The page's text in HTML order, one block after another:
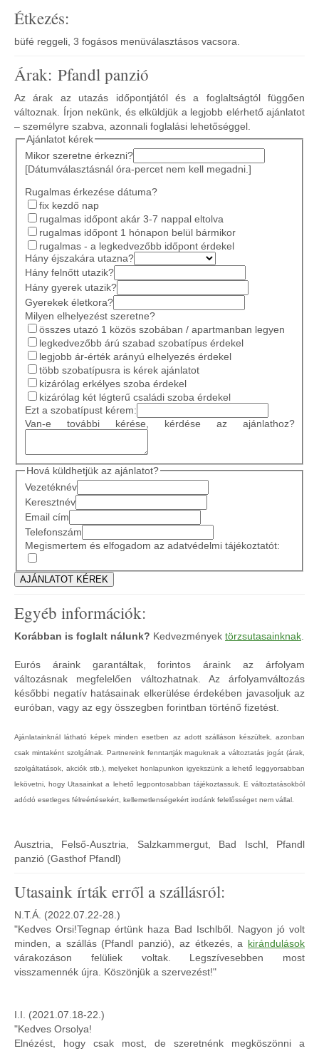
Étkezés:
büfé reggeli, 3 fogásos menüválasztásos vacsora.
Árak: Pfandl panzió
Az árak az utazás időpontjától és a foglaltságtól függően
változnak. Írjon nekünk, és elküldjük a legjobb elérhető ajánlatot
– személyre szabva, azonnali foglalási lehetőséggel.
Ajánlatot kérek
Mikor szeretne érkezni?
[Dátumválasztásnál óra-percet nem kell megadni.]
Rugalmas érkezése dátuma?
fix kezdő nap
rugalmas időpont akár 3-7 nappal eltolva
rugalmas időpont 1 hónapon belül bármikor
rugalmas - a legkedvezőbb időpont érdekel
Hány éjszakára utazna?
Hány felnőtt utazik?
Hány gyerek utazik?
Gyerekek életkora?
Milyen elhelyezést szeretne?
összes utazó 1 közös szobában / apartmanban legyen
legkedvezőbb árú szabad szobatípus érdekel
legjobb ár-érték arányú elhelyezés érdekel
több szobatípusra is kérek ajánlatot
kizárólag erkélyes szoba érdekel
kizárólag két légterű családi szoba érdekel
Ezt a szobatípust kérem:
Van-e további kérése, kérdése az ajánlathoz?
Hová küldhetjük az ajánlatot?
Vezetéknév
Keresztnév
Email cím
Telefonszám
Megismertem és elfogadom az adatvédelmi tájékoztatót:
Egyéb információk:
Korábban is foglalt nálunk? Kedvezmények törzsutasainknak.
Eurós áraink garantáltak, forintos áraink az árfolyam
változásnak megfelelően változhatnak. Az árfolyamváltozás
későbbi negatív hatásainak elkerülése érdekében javasoljuk az
euróban, vagy az egy összegben forintban történő fizetést.
Ajánlatainknál látható képek minden esetben az adott szálláson készültek, azonban
csak mintaként szolgálnak. Partnereink fenntartják maguknak a változtatás jogát (árak,
szolgáltatások, akciók stb.), melyeket honlapunkon igyekszünk a lehető leggyorsabban
lekövetni, hogy Utasainkat a lehető legpontosabban tájékoztassuk. E változtatásokból
adódó esetleges félreértésekért, kellemetlenségekért irodánk felelősséget nem vállal.
Ausztria, Felső-Ausztria, Salzkammergut, Bad Ischl, Pfandl
panzió (Gasthof Pfandl)
Utasaink írták erről a szállásról:
N.T.Á. (2022.07.22-28.)
"Kedves Orsi!Tegnap értünk haza Bad Ischlből. Nagyon jó volt
minden, a szállás (Pfandl panzió), az étkezés, a kirándulások
várakozáson felüliek voltak. Legszívesebben most
visszamennék újra. Köszönjük a szervezést!"
I.I. (2021.07.18-22.)
"Kedves Orsolya!
Elnézést, hogy csak most, de szeretnénk megköszönni a